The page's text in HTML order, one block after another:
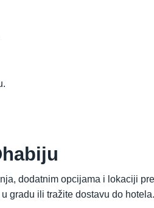
dodatnim opcijama i lokaciji
gradu ili tražite dostavu do hotela.